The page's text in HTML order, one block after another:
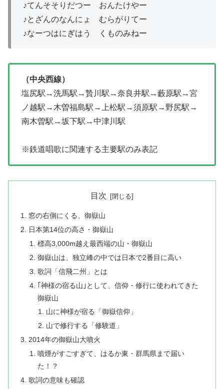
♪てんそそりだつー おんたけやー
♪とざんのなんにょ むらがりてー
♪なーつはにぎはう くものみねー
（中央西線）
塩尻駅→洗馬駅→贄川駅→奈良井駅→藪原駅→宮
ノ越駅→木曽福島駅→上松駅→須原駅→野尻駅→
南木曽駅→坂下駅→中津川駅
※鉄道唱歌に関連する主要駅のみ表記
目次
窓の右側にくる、御嶽山
日本第14位の高さ・御嶽山
標高3,000m越え最西端の山・御嶽山
御嶽山は、独立峰の中では日本で2番目に高い
歌詞「信飛二州」とは
｢神様の宿る山｣として、信仰・修行に使われてきた
御嶽山
山に神様が宿る「御嶽信仰」
山で修行する「修験道」
2014年の御嶽山大噴火
噴煙がすごすぎて、はるか東・群馬県まで届い
た！？
歌詞の意味も確認